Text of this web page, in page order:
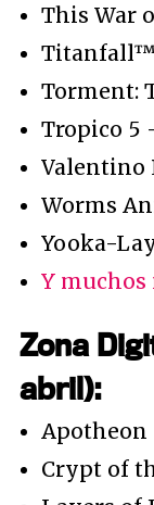
This War
Titanfall™
Torment:
Tropico 5
Valentino
Worms
Yooka-
Y muchos
Zona
abril):
Apotheon
Crypt of